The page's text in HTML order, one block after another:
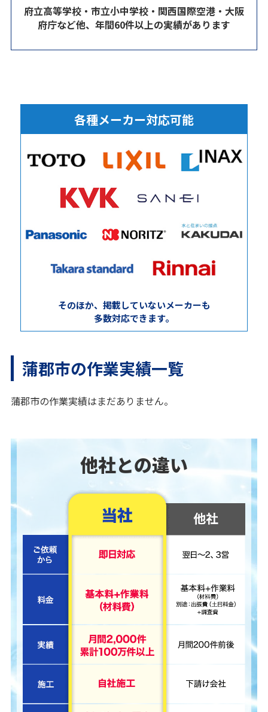
府立高等学校・市立小中学校・関西国際空港・大阪
府庁など他、年間60件以上の実績があります
各種メーカー対応可能
そのほか、掲載していないメーカーも
多数対応できます。
蒲郡市の作業実績一覧
蒲郡市の作業実績はまだありません。
他社との違い